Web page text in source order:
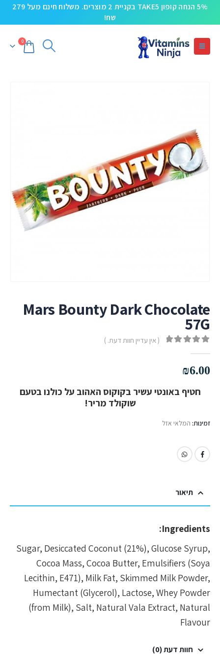
5% הנחה קופון TAKE5 בקניית 2 מוצרים. משלוח חינם מעל 279
שח!
0
Mars Bounty Dark Chocolate
57G
( אין עדיין חוות דעת. )
₪6.00
חטיף באונטי עשיר בקוקוס האהוב על כולנו בטעם
שוקולד מריר!
זמינות: המלאי אזל
תיאור
Ingredients:
Sugar, Desiccated Coconut (21%), Glucose Syrup,
Cocoa Mass, Cocoa Butter, Emulsifiers (Soya
Lecithin, E471), Milk Fat, Skimmed Milk Powder,
Humectant (Glycerol), Lactose, Whey Powder
(from Milk), Salt, Natural Vala Extract, Natural
Flavour
חוות דעת (0)